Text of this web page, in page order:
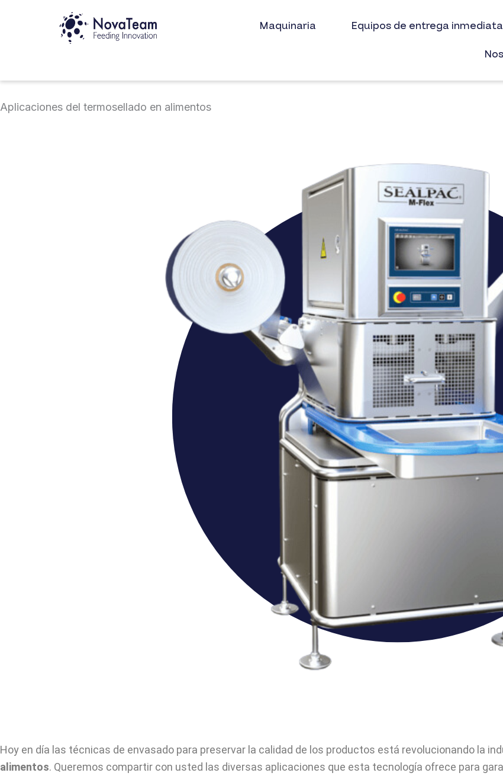
Maquinaria Equipos de entrega inmediata
Aplicaciones del termosellado en alimentos
Hoy en día las técnicas de envasado para preservar la calidad de los productos está revolucionando la
alimentos. Queremos compartir con usted las diversas aplicaciones que esta tecnología ofrece para